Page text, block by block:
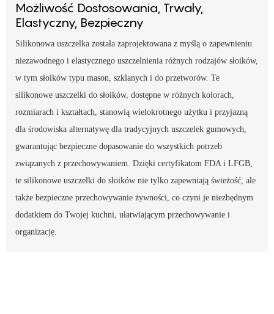
Możliwość Dostosowania, Trwały,
Elastyczny, Bezpieczny
Silikonowa uszczelka została zaprojektowana z myślą o zapewnieniu
niezawodnego i elastycznego uszczelnienia różnych rodzajów słoików,
w tym słoików typu mason, szklanych i do przetworów. Te
silikonowe uszczelki do słoików, dostępne w różnych kolorach,
rozmiarach i kształtach, stanowią wielokrotnego użytku i przyjazną
dla środowiska alternatywę dla tradycyjnych uszczelek gumowych,
gwarantując bezpieczne dopasowanie do wszystkich potrzeb
związanych z przechowywaniem. Dzięki certyfikatom FDA i LFGB,
te silikonowe uszczelki do słoików nie tylko zapewniają świeżość, ale
także bezpieczne przechowywanie żywności, co czyni je niezbędnym
dodatkiem do Twojej kuchni, ułatwiającym przechowywanie i
organizację.